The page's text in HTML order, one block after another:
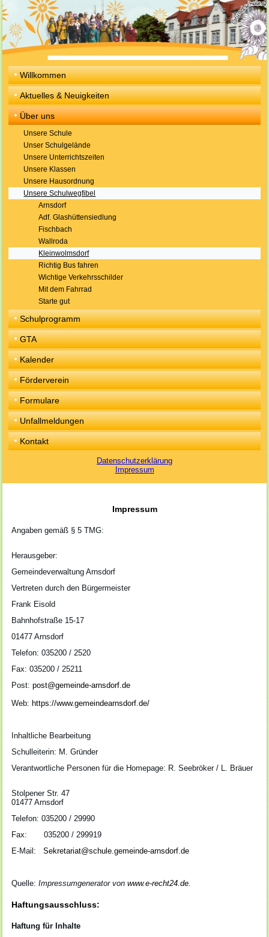
Willkommen
Aktuelles & Neuigkeiten
Über uns
Unsere Schule
Unser Schulgelände
Unsere Unterrichtszeiten
Unsere Klassen
Unsere Hausordnung
Unsere Schulwegfibel
Arnsdorf
Adf. Glashüttensiedlung
Fischbach
Wallroda
Kleinwolmsdorf
Richtig Bus fahren
Wichtige Verkehrsschilder
Mit dem Fahrrad
Starte gut
Schulprogramm
GTA
Kalender
Förderverein
Formulare
Unfallmeldungen
Kontakt
Datenschutzerklärung
Impressum
Impressum
Angaben gemäß § 5 TMG:
Herausgeber:
Gemeindeverwaltung Arnsdorf
Vertreten durch den Bürgermeister
Frank Eisold
Bahnhofstraße 15-17
01477 Arnsdorf
Telefon: 035200 / 2520
Fax: 035200 / 25211
Post:post@gemeinde-arnsdorf.de
Web: https://www.gemeindearnsdorf.de/
Inhaltliche Bearbeitung
Schulleiterin: M. Gründer
Verantwortliche Personen für die Homepage: R. Seebröker / L. Bräuer
Stolpener Str. 47
01477 Arnsdorf
Telefon: 035200 / 29990
Fax: 035200 / 299919
E-Mail:Sekretariat@schule.gemeinde-arnsdorf.de
Quelle:Impressumgenerator vonwww.e-recht24.de.
Haftungsausschluss:
Haftung für Inhalte